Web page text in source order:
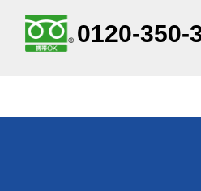
0120-350-